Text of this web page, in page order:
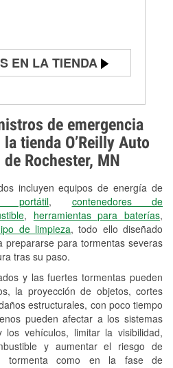
de emergencia
tienda O’Reilly Auto
Rochester, MN
incluyen equipos de energía de
portátil, contenedores de
, herramientas para baterías,
de limpieza, todo ello diseñado
para tormentas severas
tras su paso.
y las fuertes tormentas pueden
la proyección de objetos, cortes
estructurales, con poco tiempo
pueden afectar a los sistemas
vehículos, limitar la visibilidad,
y aumentar el riesgo de
tormenta como en la fase de
EN LA TIENDA
y
luz "Check Engine"
baterías y aceite
bombillas de faros
limpiaparabrisas
de tambores y discos de